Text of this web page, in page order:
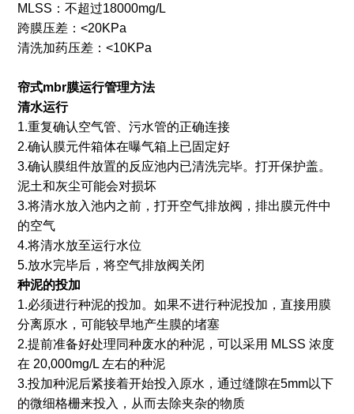
MLSS：不超过18000mg/L
跨膜压差：<20KPa
清洗加药压差：<10KPa
帘式mbr膜运行管理方法
清水运行
1.重复确认空气管、污水管的正确连接
2.确认膜元件箱体在曝气箱上已固定好
3.确认膜组件放置的反应池内已清洗完毕。打开保护盖。
泥土和灰尘可能会对损坏
3.将清水放入池内之前，打开空气排放阀，排出膜元件中
的空气
4.将清水放至运行水位
5.放水完毕后，将空气排放阀关闭
种泥的投加
1.必须进行种泥的投加。如果不进行种泥投加，直接用膜
分离原水，可能较早地产生膜的堵塞
2.提前准备好处理同种废水的种泥，可以采用 MLSS 浓度
在 20,000mg/L 左右的种泥
3.投加种泥后紧接着开始投入原水，通过缝隙在5mm以下
的微细格栅来投入，从而去除夹杂的物质